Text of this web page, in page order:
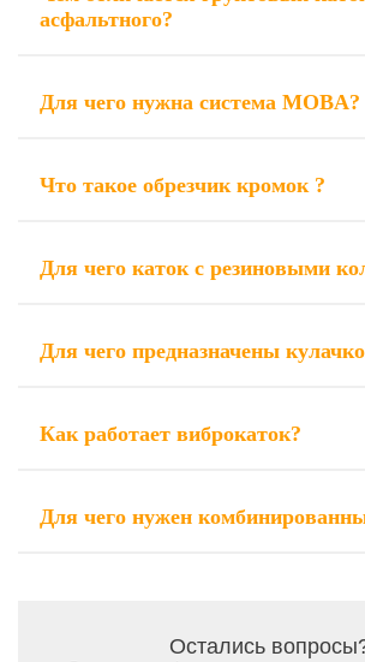
асфальтного?
Для чего нужна система MOBA?
Что такое обрезчик кромок ?
Для чего каток с резиновыми
Для чего предназначены
Как работает виброкаток?
Для чего нужен
Остались